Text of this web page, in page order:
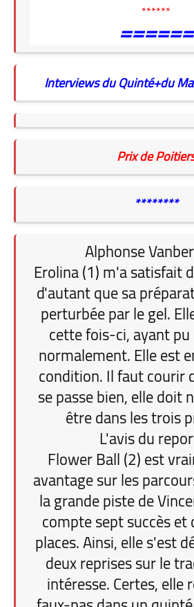
******
======
Interviews du Quinté+du
Prix de
********
Alphonse
Erolina (1) m'a satisfait
d'autant que sa
perturbée par le gel.
cette fois-ci, ayant
normalement. Elle est
condition. Il faut courir
se passe bien, elle doit
être dans les trois
L'avis du
Flower Ball (2) est
avantage sur les
la grande piste de
compte sept succès
places. Ainsi, elle s'est
deux reprises sur le
intéresse. Certes, elle